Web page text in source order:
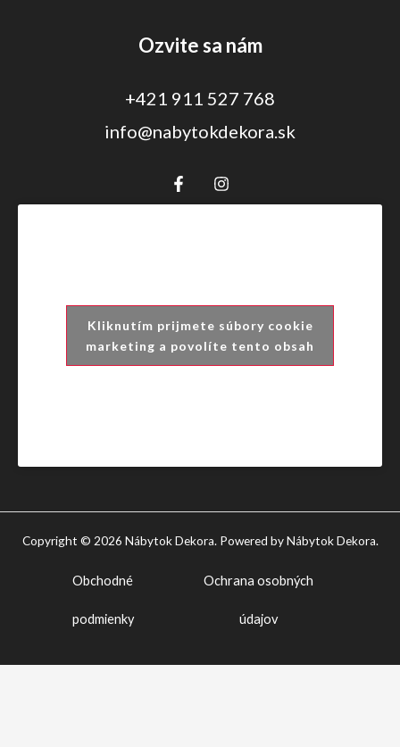
Ozvite sa nám
+421 911 527 768
info@nabytokdekora.sk
Kliknutím prijmete súbory cookie
marketing a povolíte tento obsah
Copyright © 2026 Nábytok Dekora. Powered by Nábytok Dekora.
Obchodné
podmienky
Ochrana osobných
údajov